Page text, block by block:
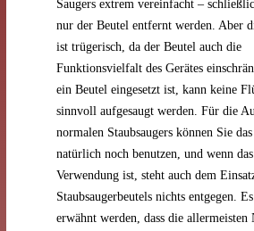
Saugers extrem vereinfacht –
nur der Beutel entfernt werden. Aber
ist trügerisch, da der Beutel auch die
Funktionsvielfalt des Gerätes
ein Beutel eingesetzt ist, kann keine
sinnvoll aufgesaugt werden. Für die
normalen Staubsaugers können Sie
natürlich noch benutzen, und wenn
Verwendung ist, steht auch dem
Staubsaugerbeutels nichts entgegen.
erwähnt werden, dass die allermeisten